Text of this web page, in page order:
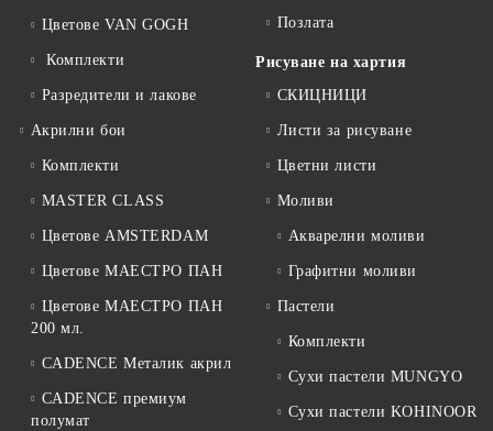
Цветове VAN GOGH
Комплекти
Разредители и лакове
Акрилни бои
Комплекти
MASTER CLASS
Цветове AMSTERDAM
Цветове МАЕСТРО ПАН
Цветове МАЕСТРО ПАН
200 мл.
CADENCE Металик акрил
CADENCE премиум
полумат
Позлата
Рисуване на хартия
СКИЦНИЦИ
Листи за рисуване
Цветни листи
Моливи
Акварелни моливи
Графитни моливи
Пастели
Комплекти
Сухи пастели MUNGYO
Сухи пастели KOHINOOR